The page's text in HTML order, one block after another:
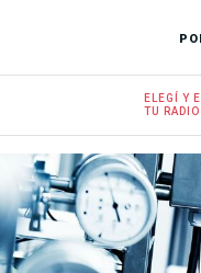
ELEGÍ Y
TU RADIO